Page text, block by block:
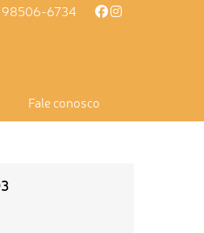
98506-6734
Fale conosco